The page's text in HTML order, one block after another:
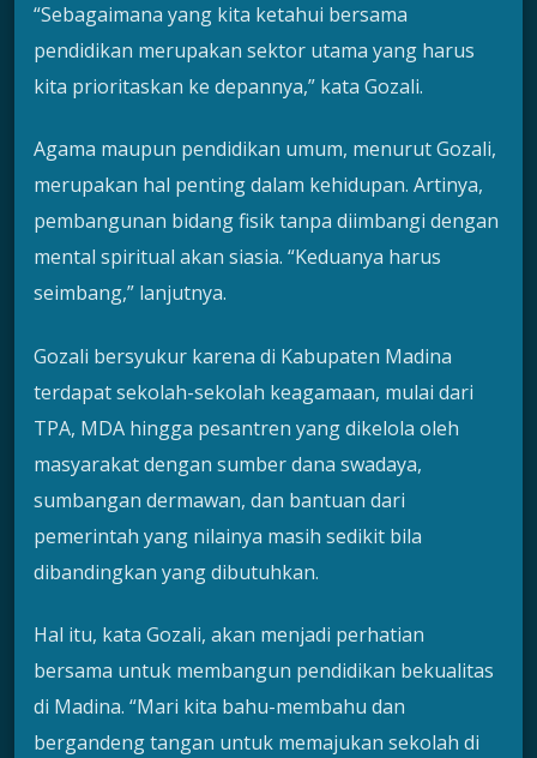
“Sebagaimana yang kita ketahui bersama
pendidikan merupakan sektor utama yang harus
kita prioritaskan ke depannya,” kata Gozali.
Agama maupun pendidikan umum, menurut Gozali,
merupakan hal penting dalam kehidupan. Artinya,
pembangunan bidang fisik tanpa diimbangi dengan
mental spiritual akan siasia. “Keduanya harus
seimbang,” lanjutnya.
Gozali bersyukur karena di Kabupaten Madina
terdapat sekolah-sekolah keagamaan, mulai dari
TPA, MDA hingga pesantren yang dikelola oleh
masyarakat dengan sumber dana swadaya,
sumbangan dermawan, dan bantuan dari
pemerintah yang nilainya masih sedikit bila
dibandingkan yang dibutuhkan.
Hal itu, kata Gozali, akan menjadi perhatian
bersama untuk membangun pendidikan bekualitas
di Madina. “Mari kita bahu-membahu dan
bergandeng tangan untuk memajukan sekolah di